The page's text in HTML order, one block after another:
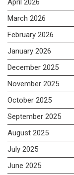
April 2026
March 2026
February 2026
January 2026
December 2025
November 2025
October 2025
September 2025
August 2025
July 2025
June 2025